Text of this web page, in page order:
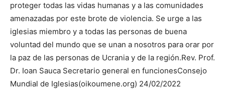
proteger todas las vidas humanas y a las comunidades
amenazadas por este brote de violencia. Se urge a las
iglesias miembro y a todas las personas de buena
voluntad del mundo que se unan a nosotros para orar por
la paz de las personas de Ucrania y de la región.Rev. Prof.
Dr. Ioan Sauca Secretario general en funcionesConsejo
Mundial de Iglesias(oikoumene.org) 24/02/2022